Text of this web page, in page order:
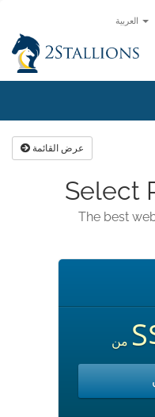
عرض القائمة
Select
The best